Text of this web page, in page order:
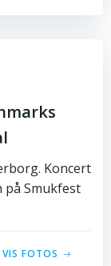
Koncert
på Smukfest
VIS FOTOS